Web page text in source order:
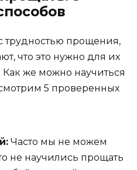
трудностью прощения,
что это нужно для их
Как же можно научиться
5 проверенных
Часто мы не можем
не научились прощать